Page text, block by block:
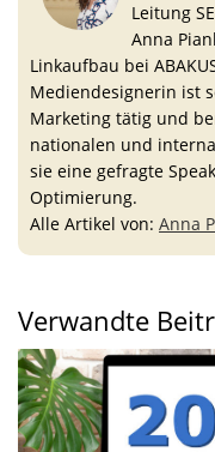
Leitung
Anna
Linkaufbau bei
Mediendesignerin ist
Marketing tätig und
nationalen und
sie eine gefragte
Optimierung.
Alle Artikel von: Anna
Verwandte